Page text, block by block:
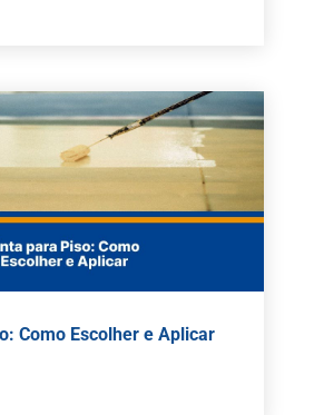
Como Escolher e Aplicar